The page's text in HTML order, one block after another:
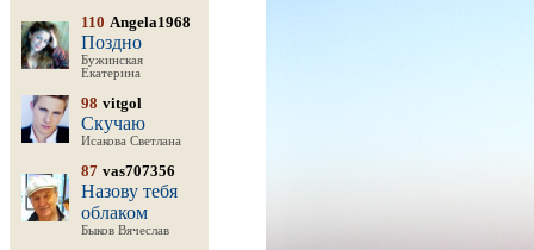
110 Angela1968
Поздно
Бужинская
Екатерина
98 vitgol
Скучаю
Исакова Светлана
87 vas707356
Назову тебя
облаком
Быков Вячеслав